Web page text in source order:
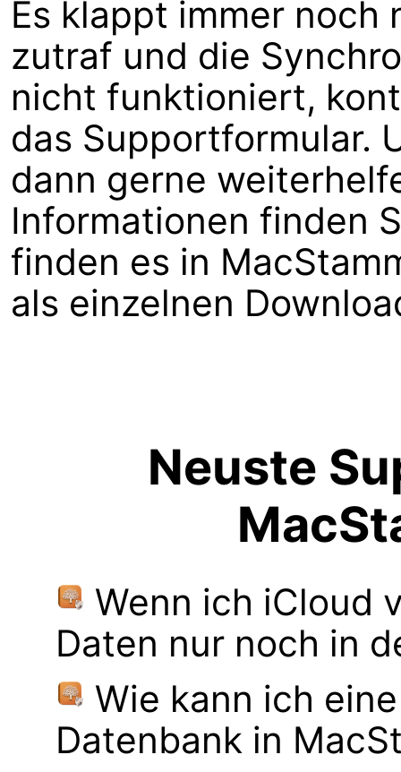
Es klappt immer noch
zutraf und die
nicht funktioniert,
das Supportformular.
dann gerne
Informationen finden
finden es in
als einzelnen
Neuste
Wenn ich iCloud
Daten nur noch in
Wie kann ich
Datenbank in